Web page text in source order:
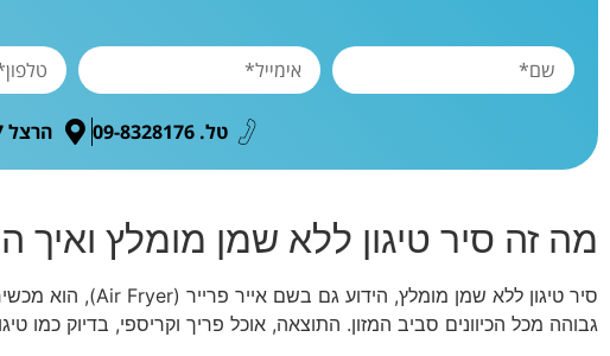
טל. 09-8328176 הרצל 27, נתניה
מה זה סיר טיגון ללא שמן מומלץ ואיך
גבוהה מכל הכיוונים סביב המזון. התוצאה, אוכל פריך וקריספי, בדיוק כמו